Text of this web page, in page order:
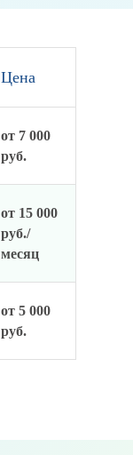
Цена
от 7 000
руб.
от 15 000
руб./
месяц
от 5 000
руб.